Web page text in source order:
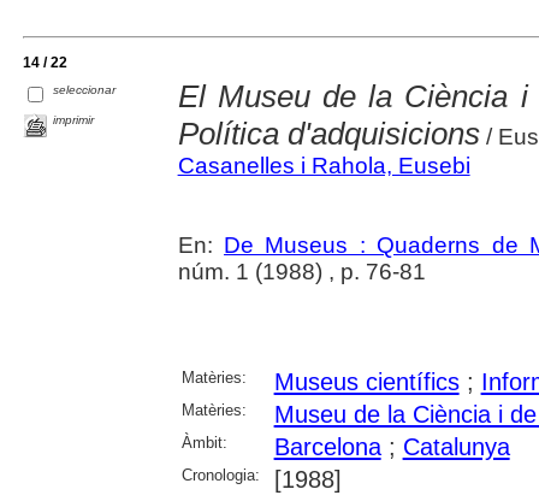
14 / 22
seleccionar
imprimir
El Museu de la Ciència
Política d'adquisicions/
Casanelles i Rahola, Eusebi
En: De Museus : Quaderns de
núm. 1 (1988) , p. 76-81
Matèries: Museus científics;
Matèries: Museu de la Ciència i
Àmbit: Barcelona; Catalunya
Cronologia: [1988]